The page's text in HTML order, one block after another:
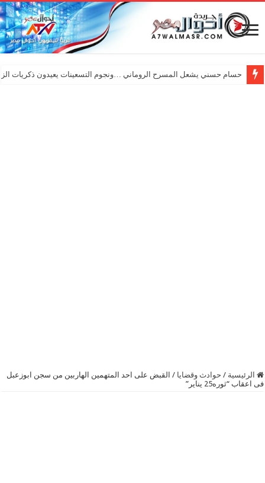
حسام حسني يشعل المسرح الروماني …ونجوم التسعينات يعيدون ذكريات
الرئيسية / حوادث وقضايا / القبض على احد المتهمين الهاربين من سجن ابوزعبل
فى اعقاب “ثوره25 يناير”